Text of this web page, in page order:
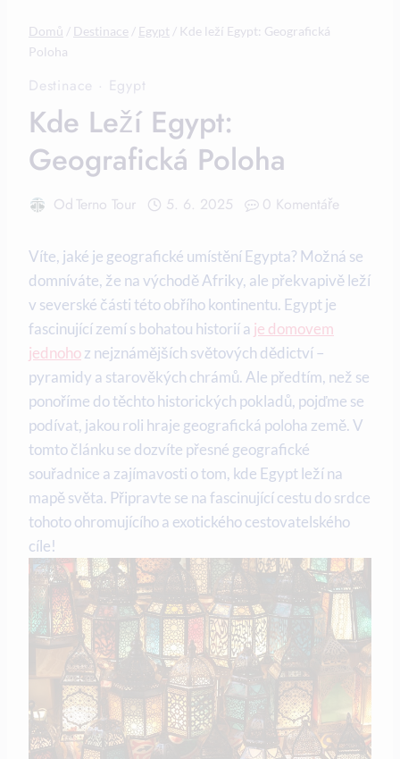
Domů / Destinace / Egypt / Kde leží Egypt: Geografická
Poloha
Destinace · Egypt
Kde Leží Egypt:
Geografická Poloha
OdTerno Tour 5. 6. 2025 0 Komentáře
Víte, ‍jaké​ je geografické ‍umístění⁢ Egypta? Možná se
domníváte,⁣ že na východě Afriky, ale překvapivě leží⁢
v severské části této obřího ‌kontinentu. Egypt​ je
fascinující​ zemí ​s bohatou historií a je⁣ domovem
jednohoz ⁤nejznámějších​ světových dědictví –
pyramidy a starověkých chrámů.‌ Ale předtím,‍ než se
ponoříme do těchto historických pokladů, pojďme se
podívat, ⁤jakou roli hraje⁢ geografická‌ poloha země. ‍V⁣
tomto článku se dozvíte přesné geografické
souřadnice a zajímavosti o tom, kde‍ Egypt leží na⁣
mapě světa. ⁤Připravte se na fascinující⁤ cestu do⁤ srdce
tohoto⁣ ohromujícího a exotického cestovatelského
cíle!